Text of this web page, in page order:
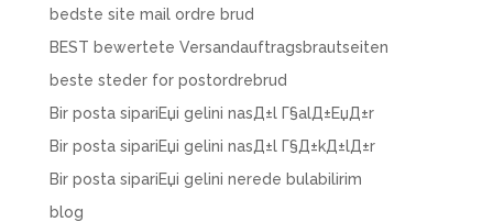
bedste site mail ordre brud
BEST bewertete Versandauftragsbrautseiten
beste steder for postordrebrud
Bir posta sipariЕџi gelini nasД±l Г§alД±ЕџД±r
Bir posta sipariЕџi gelini nasД±l Г§Д±kД±lД±r
Bir posta sipariЕџi gelini nerede bulabilirim
blog